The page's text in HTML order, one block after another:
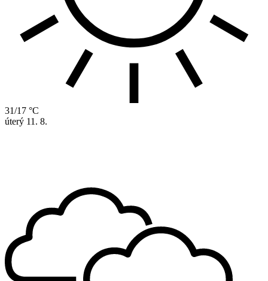
31/17 °C
úterý 11. 8.